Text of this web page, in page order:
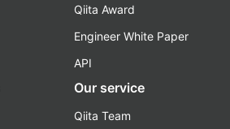
Qiita Award
Engineer White Paper
API
Our service
Qiita Team